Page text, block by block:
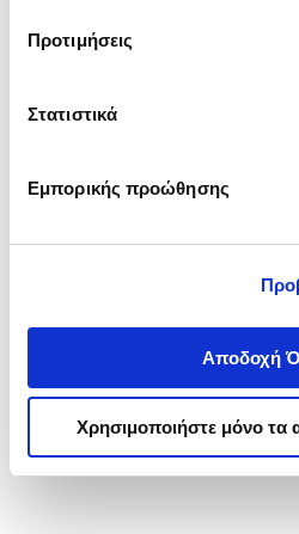
Προτιμήσεις
Στατιστικά
Εμπορικής προώθησης
Αποδοχή
Χρησιμοποιήστε μόνο τα